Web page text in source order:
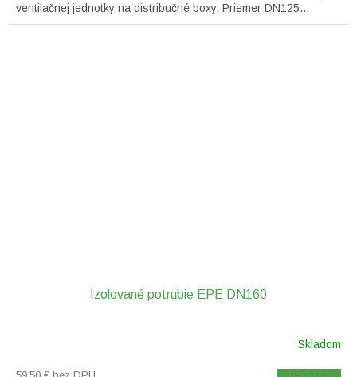
ventilačnej jednotky na distribučné boxy. Priemer DN125...
Izolované potrubie EPE DN160
Skladom